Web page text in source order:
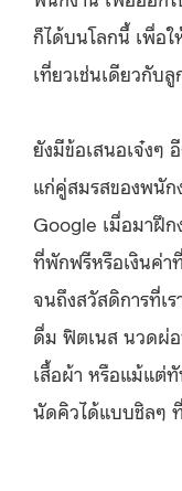
ก็ได้บนโลกนี้ เพื่อใ
เที่ยวเช่นเดียวกับ
ยังมีข้อเสนอเจ๋งๆ
แก่คู่สมรสของพนัก
Google เมื่อมาฝึก
ที่พักฟรีหรือเงินค่า
จนถึงสวัสดิการที่เ
ดื่ม ฟิตเนส นวดผ่
เสื้อผ้า หรือแม้แต่
นัดคิวได้แบบชิลๆ